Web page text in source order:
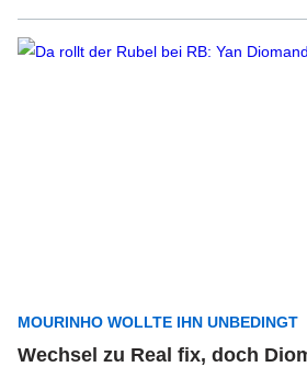
MOURINHO WOLLTE IHN UNBEDINGT
Wechsel zu Real fix, doch